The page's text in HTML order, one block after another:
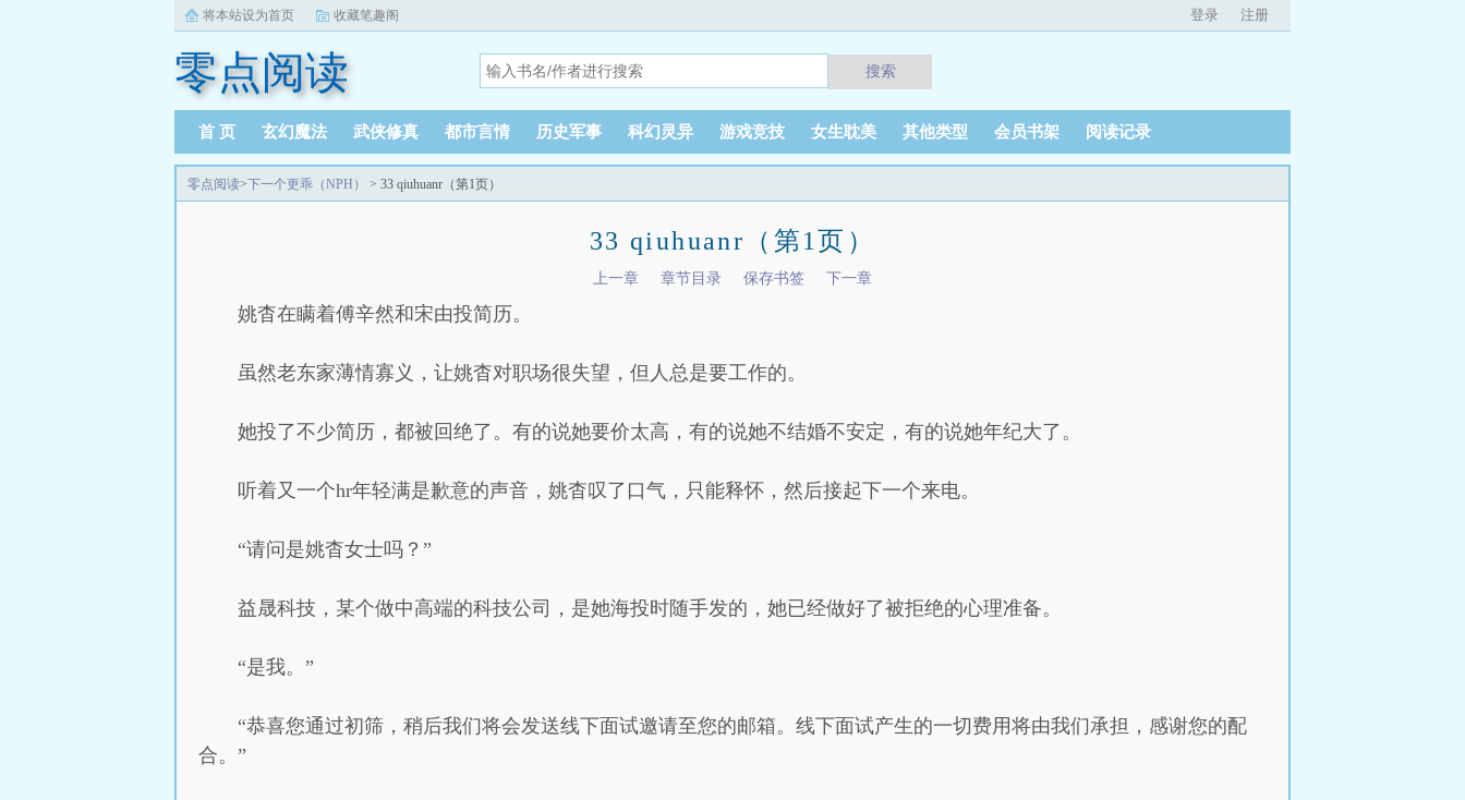
将本站设为首页 收藏笔趣阁 登录 注册
零点阅读 搜索
首 页 玄幻魔法 武侠修真 都市言情 历史军事 科幻灵异 游戏竞技 女生耽美 其他类型 会员书架 阅读记录
零点阅读>下一个更乖（NPH） > 33 qiuhuanr（第1页）
33 qiuhuanr（第1页）
上一章 章节目录 保存书签 下一章
姚杳在瞒着傅辛然和宋由投简历。
虽然老东家薄情寡义，让姚杳对职场很失望，但人总是要工作的。
她投了不少简历，都被回绝了。有的说她要价太高，有的说她不结婚不安定，有的说她年纪大了。
听着又一个hr年轻满是歉意的声音，姚杳叹了口气，只能释怀，然后接起下一个来电。
“请问是姚杳女士吗？”
益晟科技，某个做中高端的科技公司，是她海投时随手发的，她已经做好了被拒绝的心理准备。
“是我。”
“恭喜您通过初筛，稍后我们将会发送线下面试邀请至您的邮箱。线下面试产生的一切费用将由我们承担，感谢您的配
合。”